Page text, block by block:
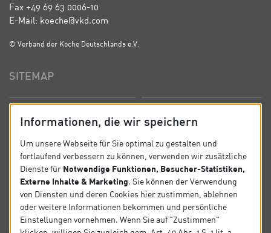
Fax +49 69 63 0006-10
E-Mail: koeche@vkd.com
© Verband der Köche Deutschlands e.V.
SITEMAP
News Kontakt
Datenschutz Impressum
SOCIAL
Informationen, die wir speichern
Um unsere Webseite für Sie optimal zu gestalten und
fortlaufend verbessern zu können, verwenden wir zusätzliche
Dienste für Notwendige Funktionen, Besucher-Statistiken,
Externe Inhalte & Marketing. Sie können der Verwendung
von Diensten und deren Cookies hier zustimmen, ablehnen
oder weitere Informationen bekommen und persönliche
Einstellungen vornehmen. Wenn Sie auf "Zustimmen"